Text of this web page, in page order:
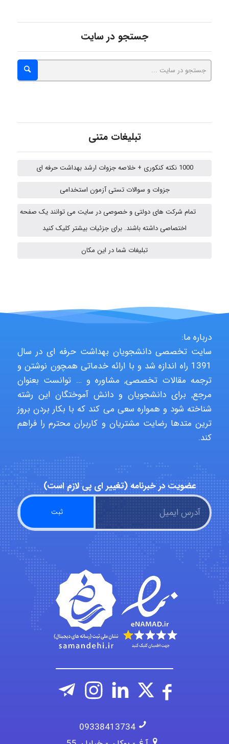
abolfazlkoshehe
abolfazlkoshehe
fatima
USER124
malekf
abolfazlkoshehe
abolfazlkoshehe
A.balandeh
fatima
جستجو در سایت
تبلیغات متنی
1000 نکته کنکوری + خلاصه جزوات ارشد بهداشت حرفه ای
جزوات و سوالات تستی آزمون استخدامی
تمام شرکت های دولتی و خصوصی در سایت می توانند یک صفحه
اختصاصی داشته باشند. برای جزئیات بیشتر کلیک کنید
تبلیغات شما در این مکان
درباره ما:
سایت تخصصی دانشجویان بهداشت حرفه ای در سال
1391 راه اندازه شد و با ارائه خدماتی همچون نوشتن و
ترجمه مقالات تخصصی, مشاوره و … توانست بعنوان
مرجع, برای دانشجویان و دانش آموختگان این رشته
شناخته شود و همواره سعی می کند که با بکار بردن بروز
ترین متدها رضایت مشتریان و کاربران محترم را فراهم
کند.
عضویت در خبرنامه (تغییر ای پی لازم است)
09338413734